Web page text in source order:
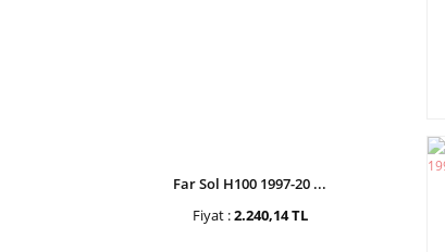
Far Sol H100 1997-20 ...
Fiyat :2.240,14 TL